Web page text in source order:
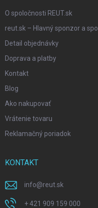
O spoločnosti REUT.sk
reut.sk – Hlavný sponzor a
Detail objednávky
Doprava a platby
Kontakt
Blog
Ako nakupovať
Vrátenie tovaru
Reklamačný poriadok
KONTAKT
info@reut.sk
+ 421 909 159 000